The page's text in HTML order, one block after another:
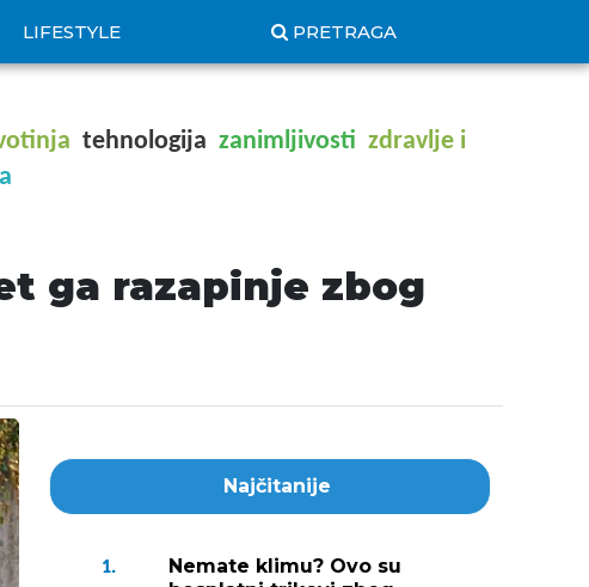
LIFESTYLE PRETRAGA
tehnologija zanimljivosti zdravlje i
ga razapinje zbog
Najčitanije
1.
Nemate klimu? Ovo su